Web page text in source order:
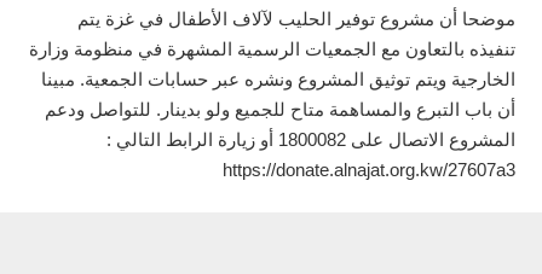
موضحا أن مشروع توفير الحليب لآلاف الأطفال في غزة يتم
تنفيذه بالتعاون مع الجمعيات الرسمية المشهرة في منظومة وزارة
الخارجية ويتم توثيق المشروع ونشره عبر حسابات الجمعية. مبينا
أن باب التبرع والمساهمة متاح للجميع ولو بدينار. للتواصل ودعم
المشروع الاتصال على 1800082 أو زيارة الرابط التالي :
https://donate.alnajat.org.kw/27607a3